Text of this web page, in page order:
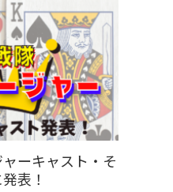
ーキャスト・そ
表！